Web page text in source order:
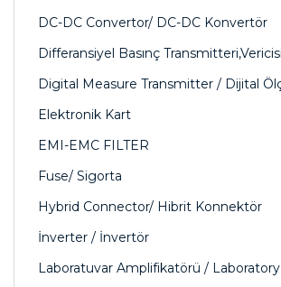
DC-DC Convertor/ DC-DC Konvertör
Differansiyel Basınç Transmitteri,Vericisi
Digital Measure Transmitter / Dijital
Elektronik Kart
EMI-EMC FILTER
Fuse/ Sigorta
Hybrid Connector/ Hibrit Konnektör
İnverter / İnvertör
Laboratuvar Amplifikatörü /